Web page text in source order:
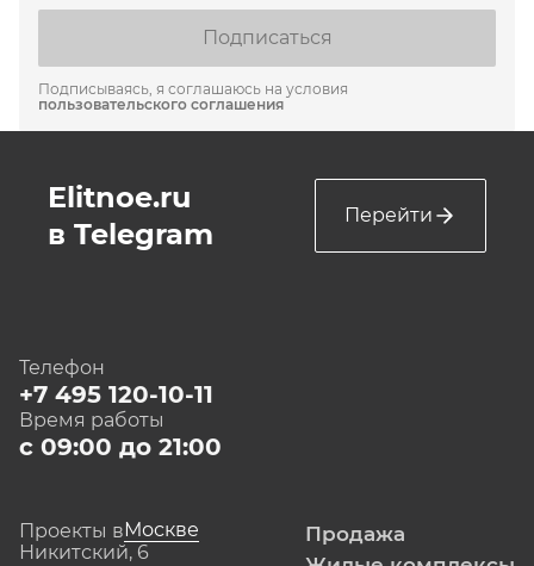
Подписаться
Подписываясь, я соглашаюсь на условия
пользовательского соглашения
Elitnoe.ru
в Telegram
Перейти
Телефон
+7 495 120-10-11
Время работы
с 09:00 до 21:00
Проекты вМоскве
Никитский, 6
Продажа